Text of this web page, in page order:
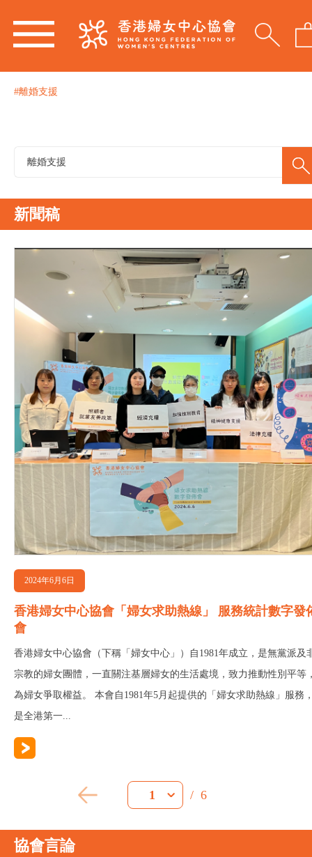
#離婚支援
新聞稿
2024年6月6日
香港婦女中心協會「婦女求助熱線」 服務統計數字發
會
香港婦女中心協會（下稱「婦女中心」）自1981年成立，是無黨派及
宗教的婦女團體，一直關注基層婦女的生活處境，致力推動性別平等
為婦女爭取權益。 本會自1981年5月起提供的「婦女求助熱線」服務
是全港第一...
1 / 6
協會言論